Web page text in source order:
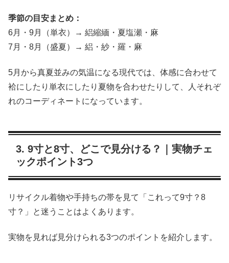
季節の目安まとめ：
6月・9月（単衣）→ 絽縮緬・夏塩瀬・麻
7月・8月（盛夏）→ 絽・紗・羅・麻
5月から真夏並みの気温になる現代では、体感に合わせて
袷にしたり単衣にしたり夏物を合わせたりして、人それぞ
れのコーディネートになっています。
3. 9寸と8寸、どこで見分ける？｜実物チェ
ックポイント3つ
リサイクル着物や手持ちの帯を見て「これって9寸？8
寸？」と迷うことはよくあります。
実物を見れば見分けられる3つのポイントを紹介します。